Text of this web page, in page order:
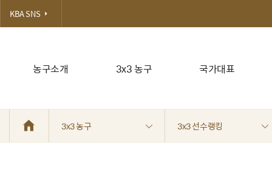
농구소개 3x3 농구 국가대표
KBA SNS
3x3 농구 3x3 선수랭킹